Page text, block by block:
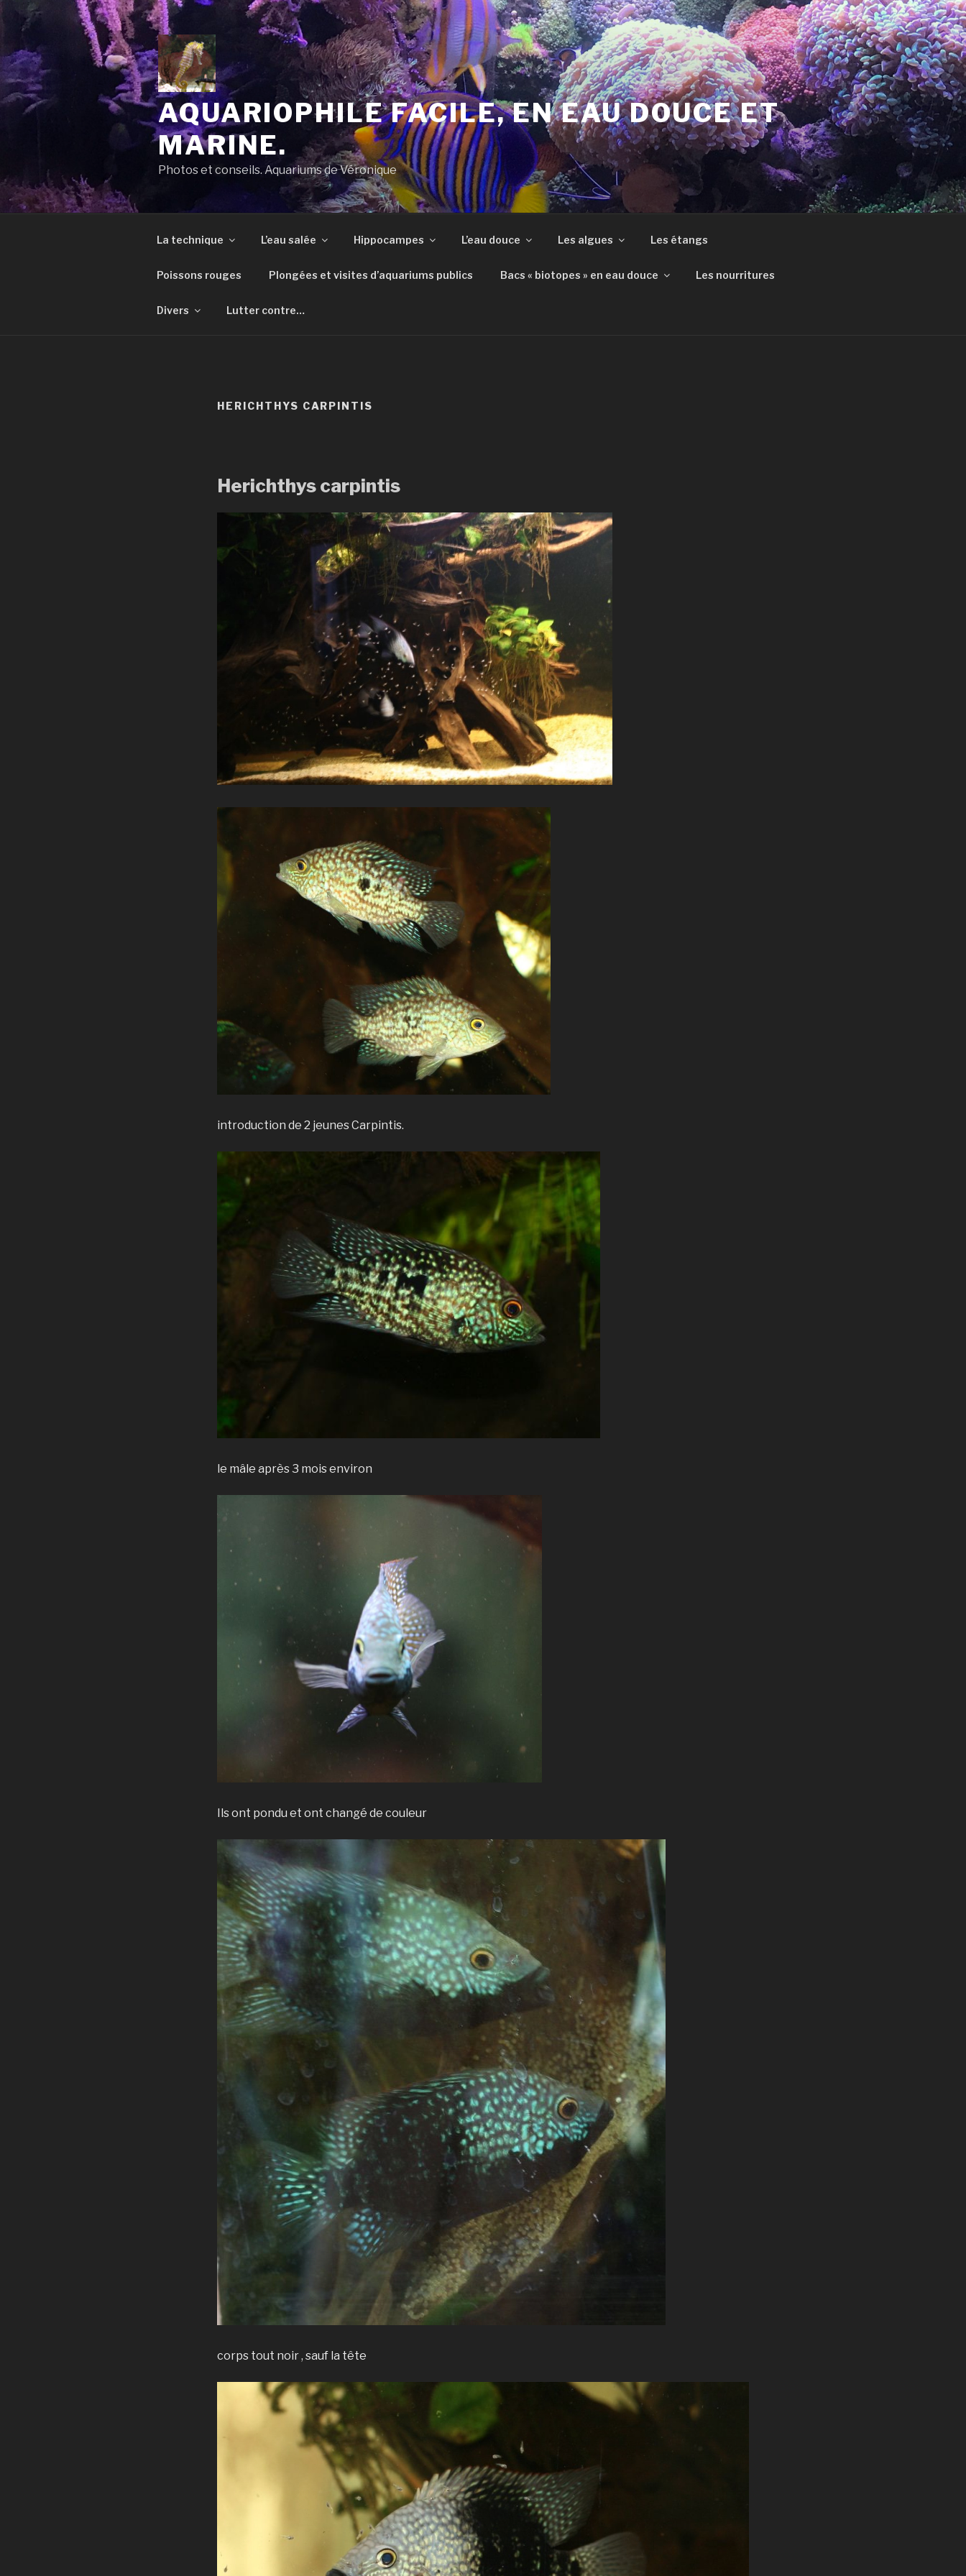
contenu
principal
AQUARIOPHILE FACILE, EN EAU DOUCE ET
MARINE.
Photos et conseils. Aquariums de Véronique
La technique L’eau salée Hippocampes L’eau douce Les algues Les étangs
Poissons rouges Plongées et visites d’aquariums publics Bacs « biotopes » en eau douce Les nourritures
Divers Lutter contre…
HERICHTHYS CARPINTIS
Herichthys carpintis
introduction de 2 jeunes Carpintis.
le mâle après 3 mois environ
Ils ont pondu et ont changé de couleur
corps tout noir , sauf la tête